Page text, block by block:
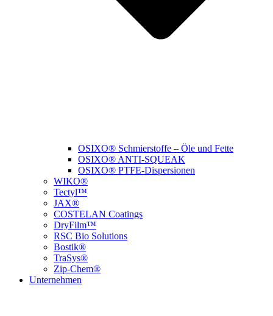
OSIXO® Schmierstoffe – Öle und Fette
OSIXO® ANTI-SQUEAK
OSIXO® PTFE-Dispersionen
WIKO®
Tectyl™
JAX®
COSTELAN Coatings
DryFilm™
RSC Bio Solutions
Bostik®
TraSys®
Zip-Chem®
Unternehmen